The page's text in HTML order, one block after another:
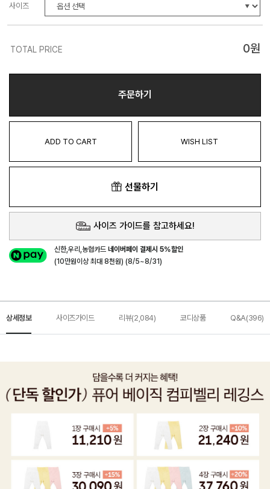
사이즈
TOTAL PRICE 0원
주문하기
ADD TO CART WISH LIST
선물하기
사이즈 가이드를 참고하세요!
신한,우리,농협카드네이버페이 결제시 5%할인
(10만원이상 최대 8천원) (8/5~8/31)
상세정보 사이즈가이드 리뷰(2,084) 코디상품 Q&A(396)